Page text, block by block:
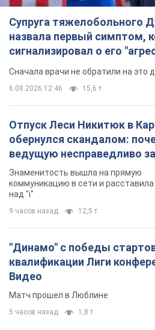
Супруга тяжелобольного
назвала первый симптом,
сигнализировал о его
Сначала врачи не обратили на это
6.08.2026 12:46 15,6 т.
Отпуск Леси Никитюк в
обернулся скандалом:
ведущую несправедливо
Знаменитость вышла на прямую
коммуникацию в сети и расставила
над "i"
9 часов назад 12,5 т.
"Динамо" с победы
квалификации Лиги
Видео
Матч прошел в Люблине
5 часов назад 1,8 т.